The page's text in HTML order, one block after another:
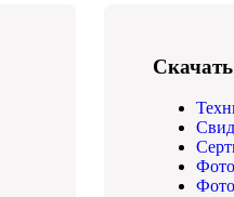
Скачать